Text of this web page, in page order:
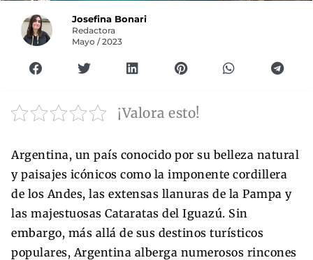
Josefina Bonari
Redactora
Mayo / 2023
¡Valora esto!
Argentina, un país conocido por su belleza natural
y paisajes icónicos como la imponente cordillera
de los Andes, las extensas llanuras de la Pampa y
las majestuosas Cataratas del Iguazú. Sin
embargo, más allá de sus destinos turísticos
populares, Argentina alberga numerosos rincones